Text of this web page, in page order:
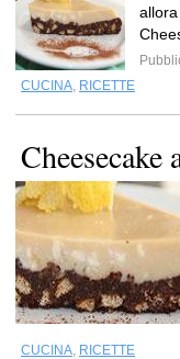
CUCINA, RICETTE
CUCINA, RICETTE